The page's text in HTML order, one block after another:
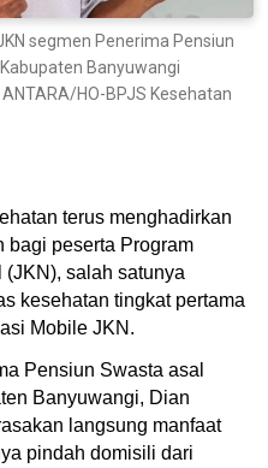
segmen Penerima Pensiun
Banyuwangi
HO-BPJS Kesehatan
terus menghadirkan
bagi peserta Program
salah satunya
kesehatan tingkat pertama
Mobile JKN.
Pensiun Swasta asal
Banyuwangi, Dian
langsung manfaat
pindah domisili dari